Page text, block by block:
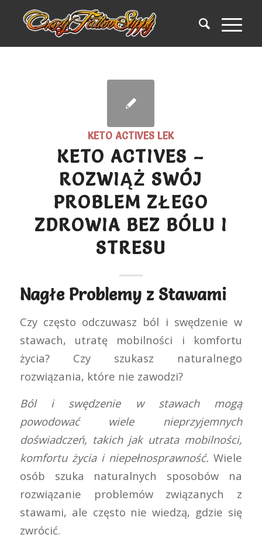
KETO ACTIVES LEK
KETO ACTIVES –
ROZWIĄŻ SWÓJ
PROBLEM ZŁEGO
ZDROWIA BEZ BÓLU I
STRESU
Nagłe Problemy z Stawami
Czy często odczuwasz ból i swędzenie w
stawach, utratę mobilności i komfortu
życia? Czy szukasz naturalnego
rozwiązania, które nie zawodzi?
Ból i swędzenie w stawach mogą
powodować wiele nieprzyjemnych
doświadczeń, takich jak utrata mobilności,
komfortu życia i niepełnosprawność.Wiele
osób szuka naturalnych sposobów na
rozwiązanie problemów związanych z
stawami, ale często nie wiedzą, gdzie się
zwrócić.